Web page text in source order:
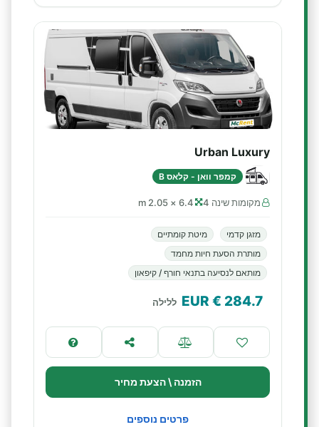
Urban Luxury
קמפר וואן - קלאס B
מקומות שינה 4 6.4 × 2.05 m
מזגן קדמי
מיטת קומתיים
מותרת הסעת חיות מחמד
מותאם לנסיעה בתנאי חורף / קיפאון
284.7
€ EUR ללילה
הזמנה \ הצעת מחיר
פרטים נוספים